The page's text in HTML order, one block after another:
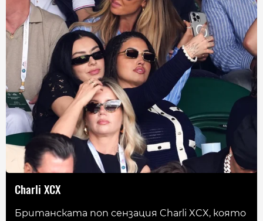
Charli XCX
Британската поп сензация Charli XCX, която